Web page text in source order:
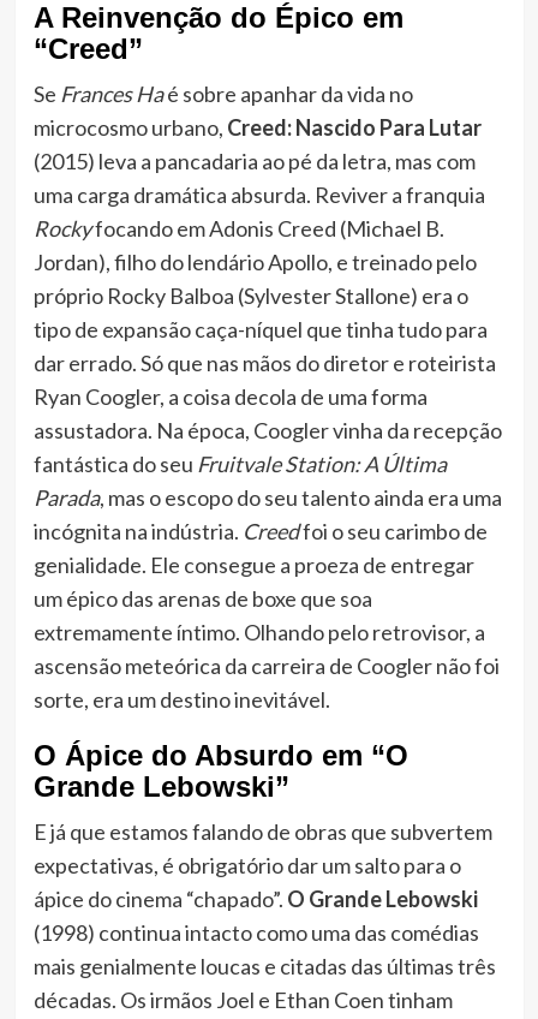
A Reinvenção do Épico em
“Creed”
Se Frances Haé sobre apanhar da vida no
microcosmo urbano, Creed: Nascido Para Lutar
(2015) leva a pancadaria ao pé da letra, mas com
uma carga dramática absurda. Reviver a franquia
Rockyfocando em Adonis Creed (Michael B.
Jordan), filho do lendário Apollo, e treinado pelo
próprio Rocky Balboa (Sylvester Stallone) era o
tipo de expansão caça-níquel que tinha tudo para
dar errado. Só que nas mãos do diretor e roteirista
Ryan Coogler, a coisa decola de uma forma
assustadora. Na época, Coogler vinha da recepção
fantástica do seu Fruitvale Station: A Última
Parada, mas o escopo do seu talento ainda era uma
incógnita na indústria. Creedfoi o seu carimbo de
genialidade. Ele consegue a proeza de entregar
um épico das arenas de boxe que soa
extremamente íntimo. Olhando pelo retrovisor, a
ascensão meteórica da carreira de Coogler não foi
sorte, era um destino inevitável.
O Ápice do Absurdo em “O
Grande Lebowski”
E já que estamos falando de obras que subvertem
expectativas, é obrigatório dar um salto para o
ápice do cinema “chapado”. O Grande Lebowski
(1998) continua intacto como uma das comédias
mais genialmente loucas e citadas das últimas três
décadas. Os irmãos Joel e Ethan Coen tinham